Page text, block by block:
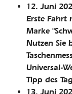
12. Juni
Erste Fahrt
Marke
Nutzen Sie
Universal-
Tipp des
13. Juni